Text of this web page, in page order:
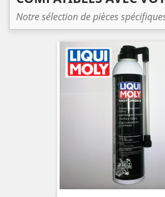
Notre sélection de pièces